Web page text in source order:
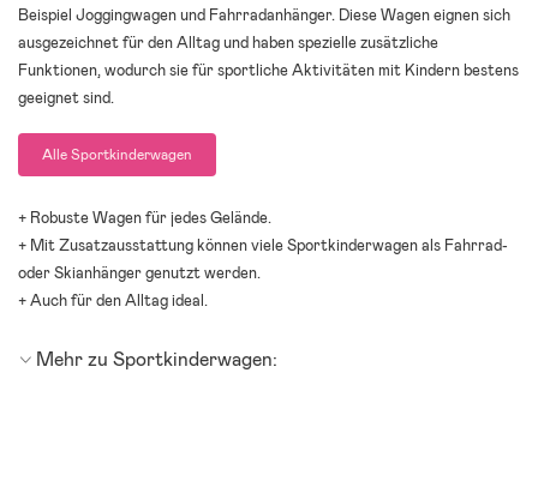
Beispiel Joggingwagen und Fahrradanhänger. Diese Wagen eignen sich
ausgezeichnet für den Alltag und haben spezielle zusätzliche
Funktionen, wodurch sie für sportliche Aktivitäten mit Kindern bestens
geeignet sind.
Alle Sportkinderwagen
+ Robuste Wagen für jedes Gelände.
+ Mit Zusatzausstattung können viele Sportkinderwagen als Fahrrad-
oder Skianhänger genutzt werden.
+ Auch für den Alltag ideal.
Mehr zu Sportkinderwagen: